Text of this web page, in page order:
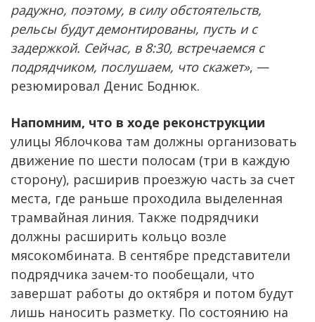
радужно, поэтому, в силу обстоятельств,
рельсы будут демонтированы, пусть и с
задержкой. Сейчас, в 8:30, встречаемся с
подрядчиком, послушаем, что скажет», —
резюмировал Денис Боднюк.
Напомним, что в ходе реконструкции
улицы Яблочкова там должны организовать
движение по шести полосам (три в каждую
сторону), расширив проезжую часть за счет
места, где раньше проходила выделенная
трамвайная линия. Также подрядчики
должны расширить кольцо возле
мясокомбината. В сентябре представители
подрядчика зачем-то пообещали, что
завершат работы до октября и потом будут
лишь наносить разметку. По состоянию на